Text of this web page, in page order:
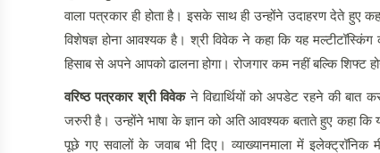
वाला पत्रकार ही होता है। इसके साथ ही उन्होंने उदाहरण देते
विशेषज्ञ होना आवश्यक है। श्री विवेक ने कहा कि यह
हिसाब से अपने आपको ढालना होगा। रोजगार कम नहीं बल्कि
वरिष्ठ पत्रकार श्री विवेकने विद्यार्थियों को अपडेट रहने की बात
जरुरी है। उन्होंने भाषा के ज्ञान को अति आवश्यक बताते हुए कहा कि
पूछे गए सवालों के जवाब भी दिए। व्याख्यानमाला में इलेक्ट्रॉनिक